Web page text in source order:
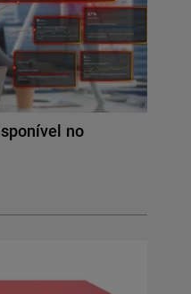
no